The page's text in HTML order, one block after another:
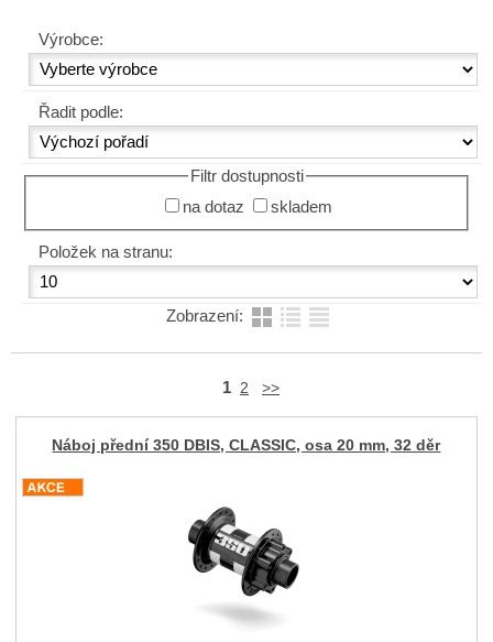
Výrobce:
Řadit podle:
Filtr dostupnosti
na dotaz
skladem
Položek na stranu:
Zobrazení:
1 2 >>
Náboj přední 350 DBIS, CLASSIC, osa 20 mm, 32 děr